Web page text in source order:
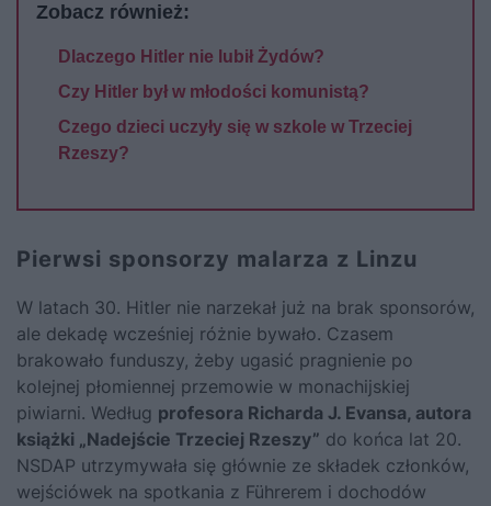
Zobacz również:
Dlaczego Hitler nie lubił Żydów?
Czy Hitler był w młodości komunistą?
Czego dzieci uczyły się w szkole w Trzeciej
Rzeszy?
Pierwsi sponsorzy malarza z Linzu
W latach 30. Hitler nie narzekał już na brak sponsorów,
ale dekadę wcześniej różnie bywało. Czasem
brakowało funduszy, żeby ugasić pragnienie po
kolejnej płomiennej przemowie w monachijskiej
piwiarni. Według profesora Richarda J. Evansa, autora
książki „Nadejście Trzeciej Rzeszy” do końca lat 20.
NSDAP utrzymywała się głównie ze składek członków,
wejściówek na spotkania z Führerem i dochodów